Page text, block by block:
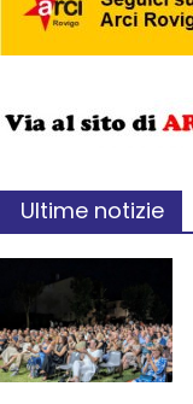
Ultime notizie